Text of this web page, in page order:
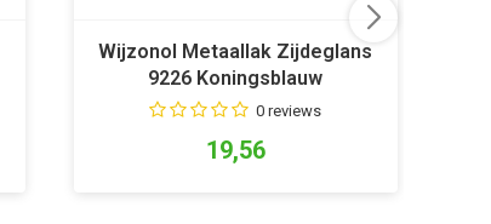
Wijzonol Metaallak Zijdeglans
9226 Koningsblauw
0 reviews
19,56